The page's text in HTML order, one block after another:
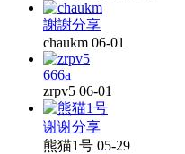
謝謝分享
chaukm 06-01
666a
zrpv5 06-01
谢谢分享
熊猫1号 05-29